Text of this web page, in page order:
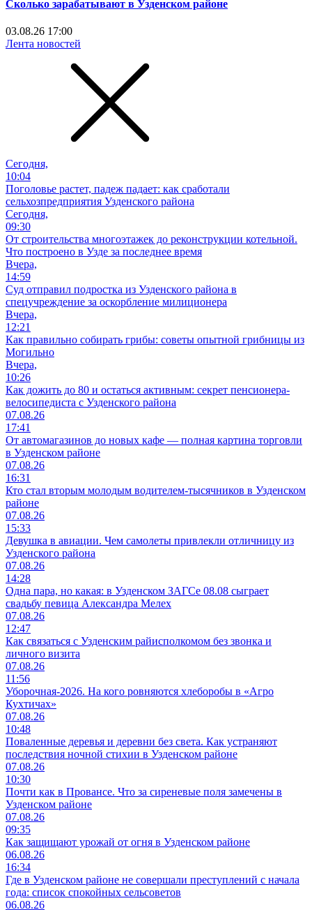
Сколько зарабатывают в Узденском районе
03.08.26 17:00
Лента новостей
Сегодня,
10:04
Поголовье растет, падеж падает: как сработали
сельхозпредприятия Узденского района
Сегодня,
09:30
От строительства многоэтажек до реконструкции котельной.
Что построено в Узде за последнее время
Вчера,
14:59
Суд отправил подростка из Узденского района в
спецучреждение за оскорбление милиционера
Вчера,
12:21
Как правильно собирать грибы: советы опытной грибницы из
Могильно
Вчера,
10:26
Как дожить до 80 и остаться активным: секрет пенсионера-
велосипедиста с Узденского района
07.08.26
17:41
От автомагазинов до новых кафе — полная картина торговли
в Узденском районе
07.08.26
16:31
Кто стал вторым молодым водителем-тысячников в Узденском
районе
07.08.26
15:33
Девушка в авиации. Чем самолеты привлекли отличницу из
Узденского района
07.08.26
14:28
Одна пара, но какая: в Узденском ЗАГСе 08.08 сыграет
свадьбу певица Александра Мелех
07.08.26
12:47
Как связаться с Узденским райисполкомом без звонка и
личного визита
07.08.26
11:56
Уборочная-2026. На кого ровняются хлеборобы в «Агро
Кухтичах»
07.08.26
10:48
Поваленные деревья и деревни без света. Как устраняют
последствия ночной стихии в Узденском районе
07.08.26
10:30
Почти как в Провансе. Что за сиреневые поля замечены в
Узденском районе
07.08.26
09:35
Как защищают урожай от огня в Узденском районе
06.08.26
16:34
Где в Узденском районе не совершали преступлений с начала
года: список спокойных сельсоветов
06.08.26